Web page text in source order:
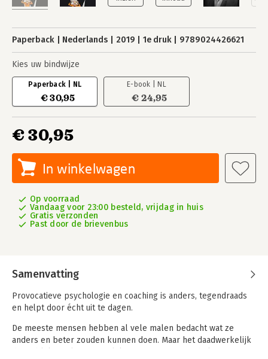
Paperback Nederlands 2019 1e druk 9789024426621
Kies uw bindwijze
Paperback | NL
€ 30,95
E-book | NL
€ 24,95
€ 30,95
In winkelwagen
Op voorraad
Vandaag voor 23:00 besteld, vrijdag in huis
Gratis verzonden
Past door de brievenbus
Samenvatting
Provocatieve psychologie en coaching is anders, tegendraads
en helpt door écht uit te dagen.
De meeste mensen hebben al vele malen bedacht wat ze
anders en beter zouden kunnen doen. Maar het daadwerkelijk